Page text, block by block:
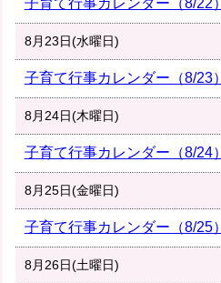
子育て行事カレンダー（8/22）
8月23日(水曜日)
子育て行事カレンダー（8/23）
8月24日(木曜日)
子育て行事カレンダー（8/24）
8月25日(金曜日)
子育て行事カレンダー（8/25）
8月26日(土曜日)